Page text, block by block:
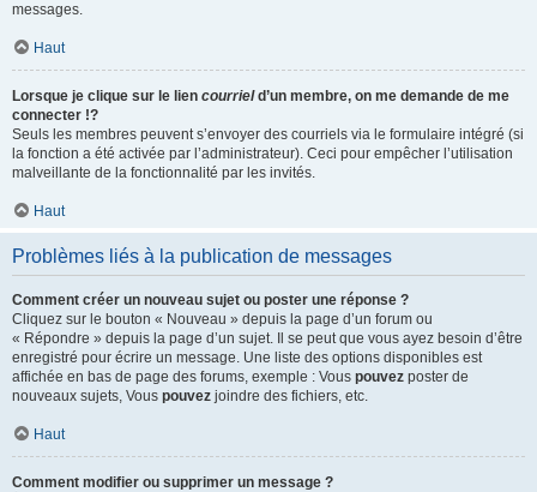
messages.
Haut
Lorsque je clique sur le lien courrield’un membre, on me demande de me
connecter !?
Seuls les membres peuvent s’envoyer des courriels via le formulaire intégré (si
la fonction a été activée par l’administrateur). Ceci pour empêcher l’utilisation
malveillante de la fonctionnalité par les invités.
Haut
Problèmes liés à la publication de messages
Comment créer un nouveau sujet ou poster une réponse ?
Cliquez sur le bouton « Nouveau » depuis la page d’un forum ou
« Répondre » depuis la page d’un sujet. Il se peut que vous ayez besoin d’être
enregistré pour écrire un message. Une liste des options disponibles est
affichée en bas de page des forums, exemple : Vous pouvez poster de
nouveaux sujets, Vous pouvez joindre des fichiers, etc.
Haut
Comment modifier ou supprimer un message ?